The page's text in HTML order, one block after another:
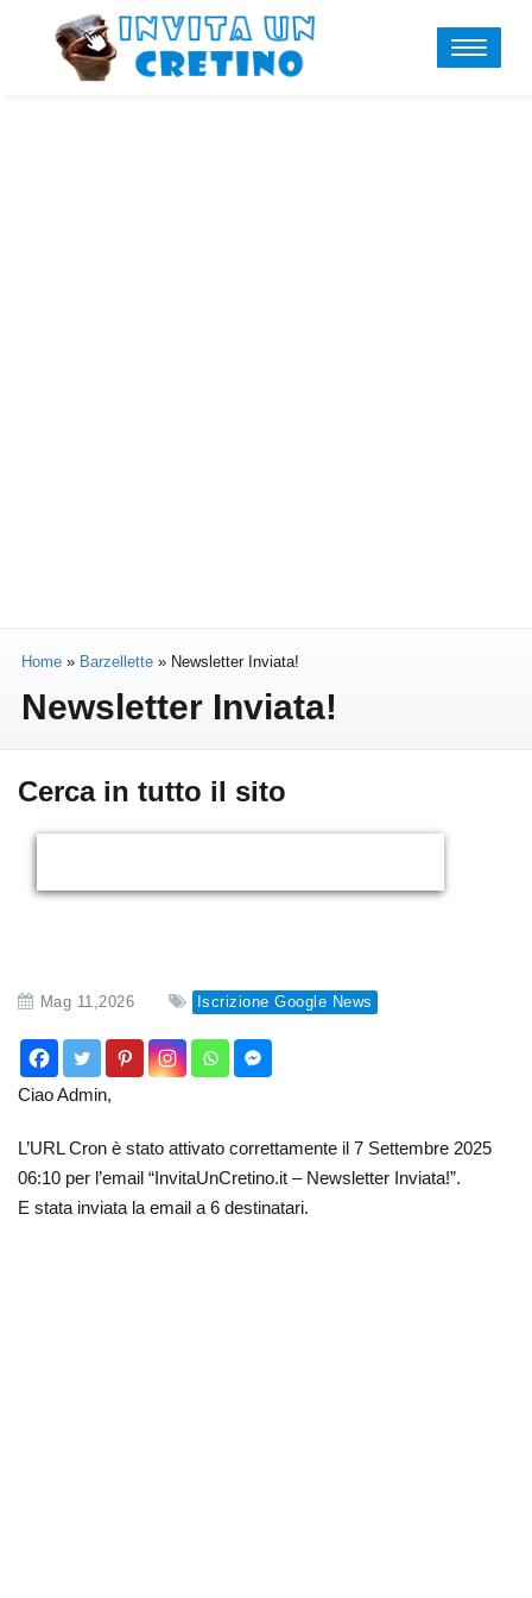
Home » Barzellette » Newsletter Inviata!
Newsletter Inviata!
Cerca in tutto il sito
Mag 11,2026 Iscrizione Google News
Ciao Admin,
L’URL Cron è stato attivato correttamente il 7 Settembre 2025
06:10 per l’email “InvitaUnCretino.it – Newsletter Inviata!”.
E stata inviata la email a 6 destinatari.